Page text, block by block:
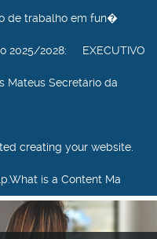
de trabalho em fun�
2025/2028: EXECUTIVO
Mateus Secretário da
creating your website.
is a Content Ma